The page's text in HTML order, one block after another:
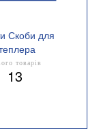
Скоби для
в упаковці
1000 шт.
товарів
13